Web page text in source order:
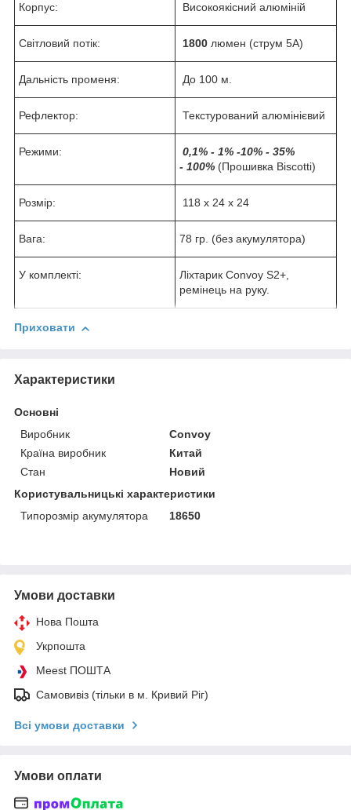
Корпус: Високоякісний алюміній
Світловий потік: 1800 люмен (струм 5А)
Дальність променя: До 100 м.
Рефлектор: Текстурований алюмінієвий
Режими:
0,1% - 1% -10% - 35%
- 100% (Прошивка Biscotti)
Розмір: 118 x 24 x 24
Вага: 78 гр. (без акумулятора)
У комплекті:
Ліхтарик Convoy S2+,
ремінець на руку.
Приховати
Характеристики
Основні
Виробник
Convoy
Країна виробник
Китай
Стан
Новий
Користувальницькі характеристики
Типорозмір акумулятора
18650
Умови доставки
Нова Пошта
Укрпошта
Meest ПОШТА
Самовивіз (тільки в м. Кривий Ріг)
Всі умови доставки
Умови оплати